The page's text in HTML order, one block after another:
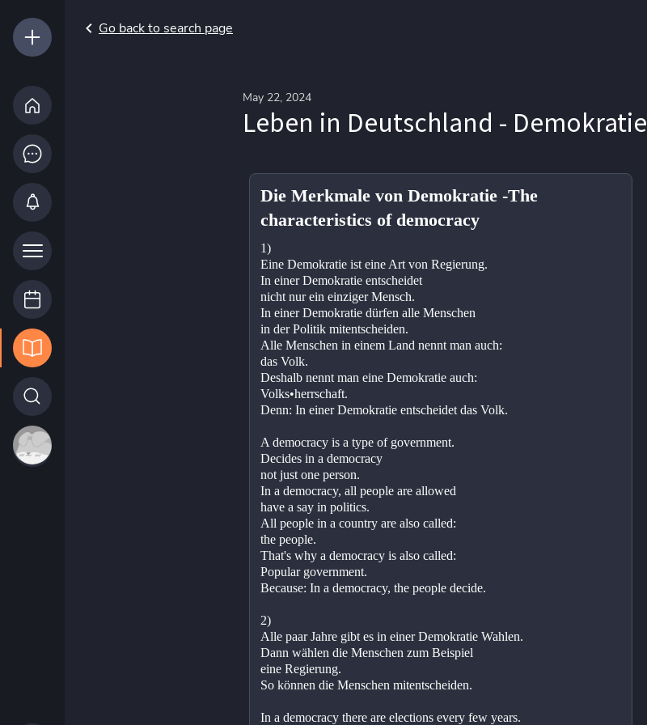
Go back to search page
May 22, 2024
Leben in Deutschland - Demokratie
Die Merkmale von Demokratie -The
characteristics of democracy
1)
Eine Demokratie ist eine Art von Regierung.
In einer Demokratie entscheidet
nicht nur ein einziger Mensch.
In einer Demokratie dürfen alle Menschen
in der Politik mitentscheiden.
Alle Menschen in einem Land nennt man auch:
das Volk.
Deshalb nennt man eine Demokratie auch:
Volks•herrschaft.
Denn: In einer Demokratie entscheidet das Volk.
A democracy is a type of government.
Decides in a democracy
not just one person.
In a democracy, all people are allowed
have a say in politics.
All people in a country are also called:
the people.
That's why a democracy is also called:
Popular government.
Because: In a democracy, the people decide.
2)
Alle paar Jahre gibt es in einer Demokratie Wahlen.
Dann wählen die Menschen zum Beispiel
eine Regierung.
So können die Menschen mitentscheiden.
In a democracy there are elections every few years.